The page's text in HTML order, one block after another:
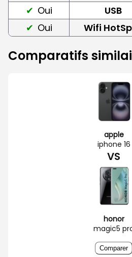
Oui
USB
Oui
Wifi
Comparatifs
apple
iphone 16
VS
honor
magic5
Comparer